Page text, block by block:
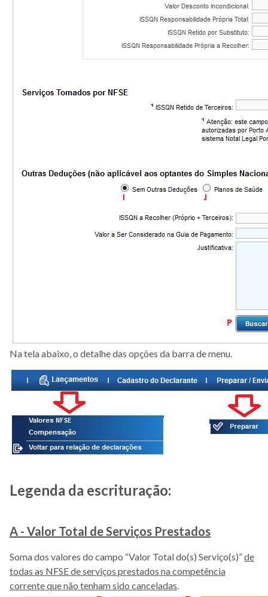
Na tela abaixo, o detalhe das opções da barra de menu.
Legenda da escrituração:
A - Valor Total de Serviços Prestados
Soma dos valores do campo “Valor Total do(s) Serviço(s)”de
todas as NFSE de serviços prestados na competência
corrente que não tenham sido canceladas.